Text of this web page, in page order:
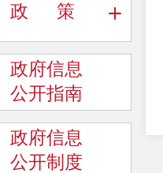
政 策
政府信息
公开指南
政府信息
公开制度